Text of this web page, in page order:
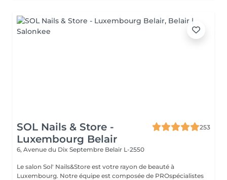
SOL Nails & Store -
Luxembourg Belair
253
6, Avenue du Dix Septembre Belair L-2550
Le salon Sol' Nails&Store est votre rayon de beauté à
Luxembourg. Notre équipe est composée de PROspécialistes